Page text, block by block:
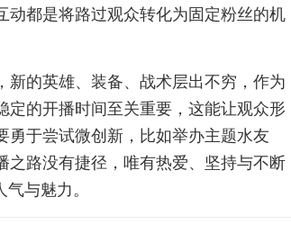
动都是将路过观众转化为固定粉丝的机
的英雄、装备、战术层出不穷，作为
定的开播时间至关重要，这能让观众形
勇于尝试微创新，比如举办主题水友
之路没有捷径，唯有热爱、坚持与不断
与魅力。